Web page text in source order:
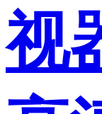
视